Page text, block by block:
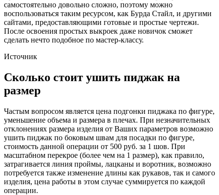
самостоятельно довольно сложно, поэтому можно
воспользоваться таким ресурсом, как Бурда Стайл, и другими
сайтами, предоставляющими готовые и простые чертежи.
После освоения простых выкроек даже новичок сможет
сделать нечто подобное по мастер-классу.
Источник
Сколько стоит ушить пиджак на
размер
Частым вопросом является цена подгонки пиджака по фигуре,
уменьшение объема и размера в плечах. При незначительных
отклонениях размера изделия от Ваших параметров возможно
ушить пиджак по боковым швам для посадки по фигуре,
стоимость данной операции от 500 руб. за 1 шов. При
масштабном перекрое (более чем на 1 размер), как правило,
затрагивается линия проймы, лацканы и воротник, возможно
потребуется также изменение длины как рукавов, так и самого
изделия, цена работы в этом случае суммируется по каждой
операции.